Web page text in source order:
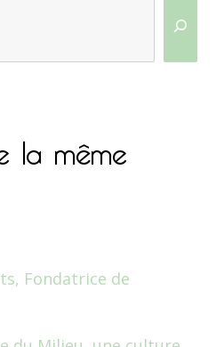
la même
Fondatrice de